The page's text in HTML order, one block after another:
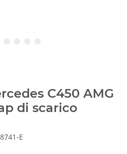
C450 AMG
di scarico
E